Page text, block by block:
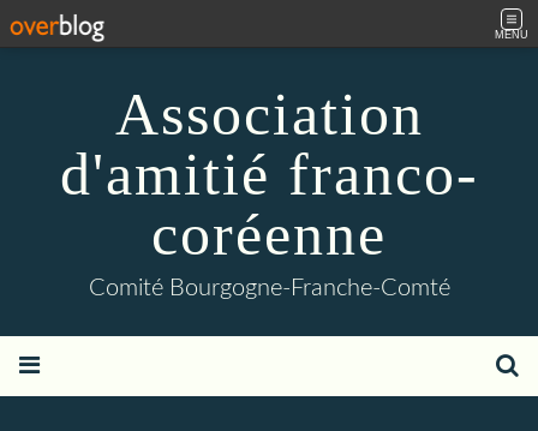
MENU
Association
d'amitié franco-
coréenne
Comité Bourgogne-Franche-Comté